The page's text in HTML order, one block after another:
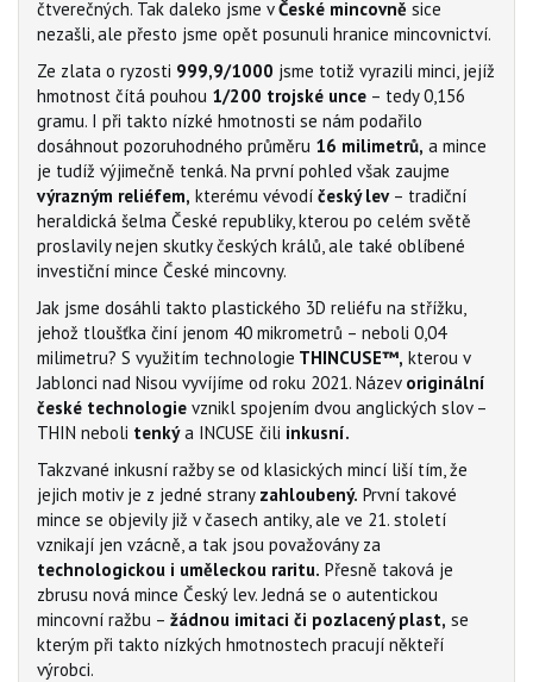
čtverečných. Tak daleko jsme vČeské mincovně sice
nezašli, ale přesto jsme opět posunuli hranice mincovnictví.
Ze zlata o ryzosti 999,9/1000 jsme totiž vyrazili minci, jejíž
hmotnost čítá pouhou 1/200 trojské unce – tedy 0,156
gramu. I při takto nízké hmotnosti se nám podařilo
dosáhnout pozoruhodného průměru 16 milimetrů, a mince
je tudíž výjimečně tenká. Na první pohled však zaujme
výrazným reliéfem, kterému vévodí český lev– tradiční
heraldická šelma České republiky, kterou po celém světě
proslavily nejen skutky českých králů, ale také oblíbené
investiční mince České mincovny.
Jak jsme dosáhli takto plastického 3D reliéfu na střížku,
jehož tloušťka činí jenom 40 mikrometrů – neboli 0,04
milimetru? S využitím technologie THINCUSE™, kterou v
Jablonci nad Nisou vyvíjíme od roku 2021. Název originální
české technologie vznikl spojením dvou anglických slov –
THIN neboli tenkýa INCUSE čili inkusní.
Takzvané inkusní ražby se od klasických mincí liší tím, že
jejich motiv je z jedné strany zahloubený. První takové
mince se objevily již v časech antiky, ale ve 21. století
vznikají jen vzácně, a tak jsou považovány za
technologickou i uměleckou raritu. Přesně taková je
zbrusu nová mince Český lev. Jedná se o autentickou
mincovní ražbu – žádnou imitaci či pozlacený plast, se
kterým při takto nízkých hmotnostech pracují někteří
výrobci.